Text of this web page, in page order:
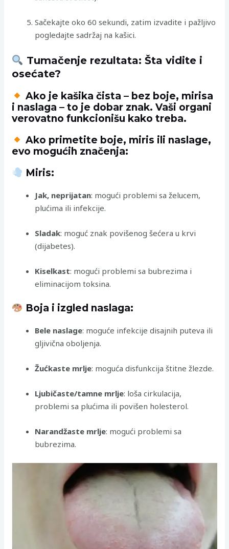
Sačekajte oko 60 sekundi, zatim izvadite i pažljivo
pogledajte sadržaj na kašici.
Tumačenje rezultata: Šta vidite i
osećate?
Ako je kašika čista – bez boje, mirisa
i naslaga – to je dobar znak. Vaši organi
verovatno funkcionišu kako treba.
Ako primetite boje, miris ili naslage,
evo mogućih značenja:
Miris:
Jak, neprijatan: mogući problemi sa želucem,
plućima ili infekcije.
Sladak: moguć znak povišenog šećera u krvi
(dijabetes).
Kiselkast: mogući problemi sa bubrezima i
eliminacijom toksina.
Boja i izgled naslaga:
Bele naslage: moguće infekcije disajnih puteva ili
gljivična oboljenja.
Žućkaste mrlje: moguća disfunkcija štitne žlezde.
Ljubičaste/tamne mrlje: loša cirkulacija,
problemi sa plućima ili povišen holesterol.
Narandžaste mrlje: mogući problemi sa
bubrezima.